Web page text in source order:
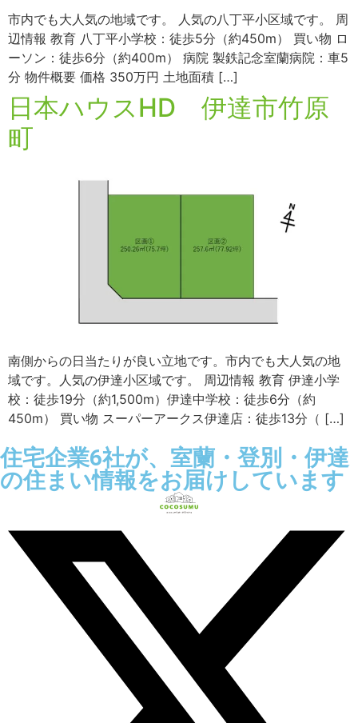
市内でも大人気の地域です。 人気の八丁平小区域です。 周
辺情報 教育 八丁平小学校：徒歩5分（約450m） 買い物 ロ
ーソン：徒歩6分（約400m） 病院 製鉄記念室蘭病院：車5
分 物件概要 価格 350万円 土地面積 […]
日本ハウスHD 伊達市竹原
町
南側からの日当たりが良い立地です。市内でも大人気の地
域です。人気の伊達小区域です。 周辺情報 教育 伊達小学
校：徒歩19分（約1,500m）伊達中学校：徒歩6分（約
450m） 買い物 スーパーアークス伊達店：徒歩13分（ […]
住宅企業6社が、室蘭・登別・伊達
の住まい情報をお届けしています